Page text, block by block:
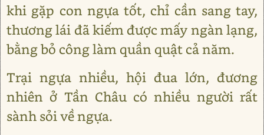
khi gặp con ngựa tốt, chỉ cần sang tay,
thương lái đã kiếm được mấy ngàn lạng,
bằng bỏ công làm quần quật cả năm.
Trại ngựa nhiều, hội đua lớn, đương
nhiên ở Tần Châu có nhiều người rất
sành sỏi về ngựa.